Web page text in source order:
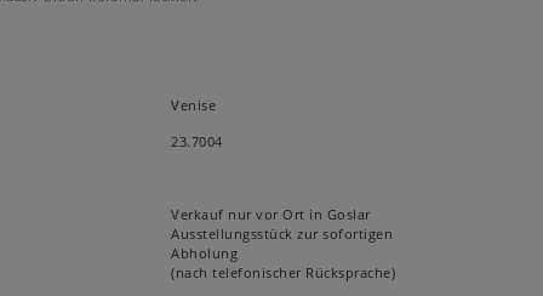
Venise
23.7004
Verkauf nur vor Ort in Goslar
Ausstellungsstück zur sofortigen
Abholung
(nach telefonischer Rücksprache)